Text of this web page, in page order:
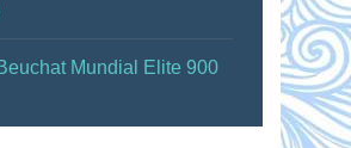
Mundial Elite 900